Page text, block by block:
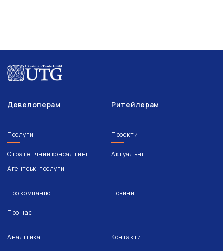
Девелоперам Ритейлерам
Послуги
Стратегічний консалтинг
Агентські послуги
Проєкти
Актуальні
Про компанію
Про нас
Новини
Аналітика Контакти